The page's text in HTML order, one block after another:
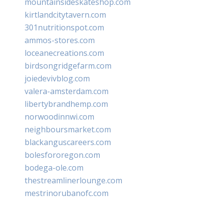
kirtlandcitytavern.com
301nutritionspot.com
ammos-stores.com
loceanecreations.com
birdsongridgefarm.com
joiedevivblog.com
valera-amsterdam.com
libertybrandhemp.com
norwoodinnwi.com
neighboursmarket.com
blackanguscareers.com
bolesfororegon.com
bodega-ole.com
thestreamlinerlounge.com
mestrinorubanofc.com